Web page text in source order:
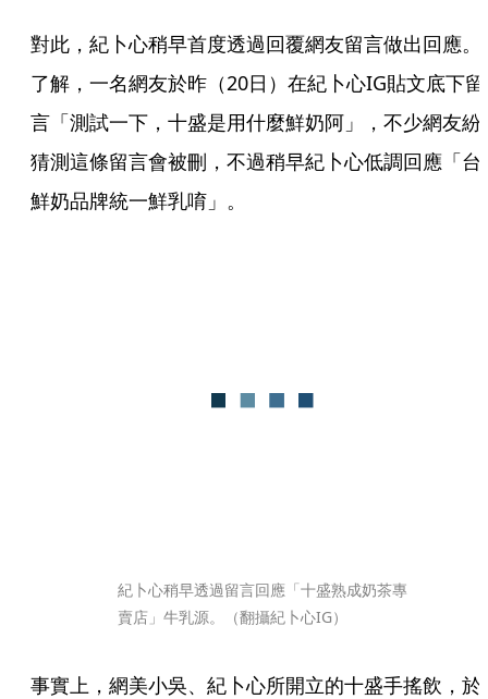
對此，紀卜心稍早首度透過回覆網友留言做出回應。
了解，一名網友於昨（20日）在紀卜心IG貼文底下留
言「測試一下，十盛是用什麼鮮奶阿」，不少網友紛
猜測這條留言會被刪，不過稍早紀卜心低調回應「台
鮮奶品牌統一鮮乳唷」。
紀卜心稍早透過留言回應「十盛熟成奶茶專
賣店」牛乳源。（翻攝紀卜心IG）
事實上，網美小吳、紀卜心所開立的十盛手搖飲，於